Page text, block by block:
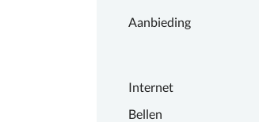
Aanbieding
Internet
Bellen